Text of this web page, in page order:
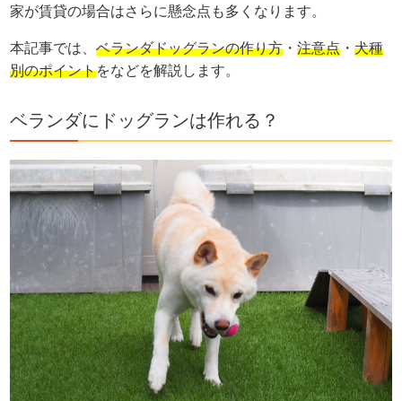
家が賃貸の場合はさらに懸念点も多くなります。
本記事では、ベランダドッグランの作り方 ・注意点 ・犬種
別のポイントをなどを解説します。
ベランダにドッグランは作れる？